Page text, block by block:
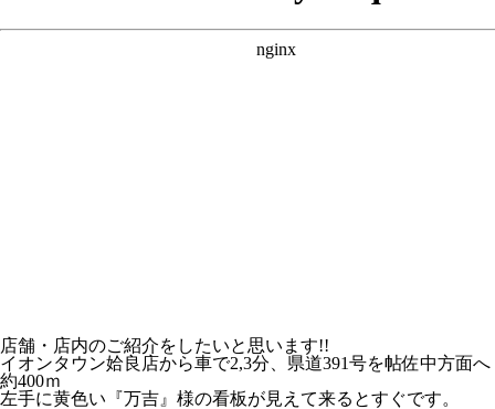
店舗・店内のご紹介をしたいと思います!!
イオンタウン姶良店から車で2,3分、県道391号を帖佐中方面へ
約400ｍ
左手に黄色い『万吉』様の看板が見えて来るとすぐです。